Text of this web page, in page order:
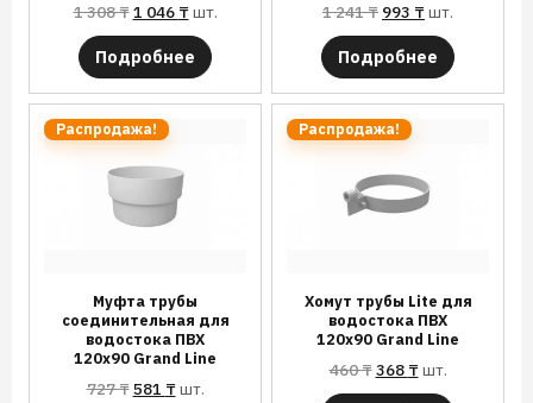
1 308₸1 046 ₸шт.
Подробнее
1 241₸ 993 ₸шт.
Подробнее
Распродажа!
Муфта трубы
соединительная для
водостока ПВХ
120х90 Grand Line
727₸581 ₸шт.
Распродажа!
Хомут трубы Lite для
водостока ПВХ
120х90 Grand Line
460₸368 ₸шт.